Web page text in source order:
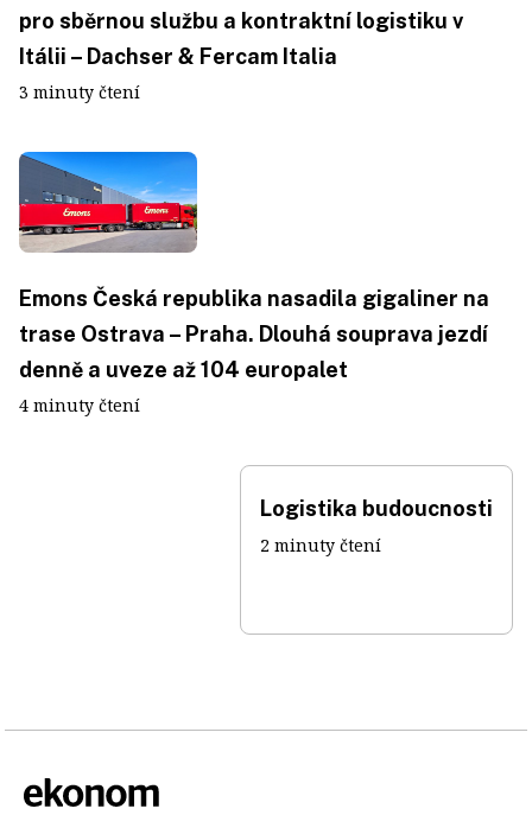
pro sběrnou službu a kontraktní logistiku v
Itálii – Dachser & Fercam Italia
3 minuty čtení
Emons Česká republika nasadila gigaliner na
trase Ostrava – Praha. Dlouhá souprava jezdí
denně a uveze až 104 europalet
4 minuty čtení
Logistika budoucnosti
2 minuty čtení